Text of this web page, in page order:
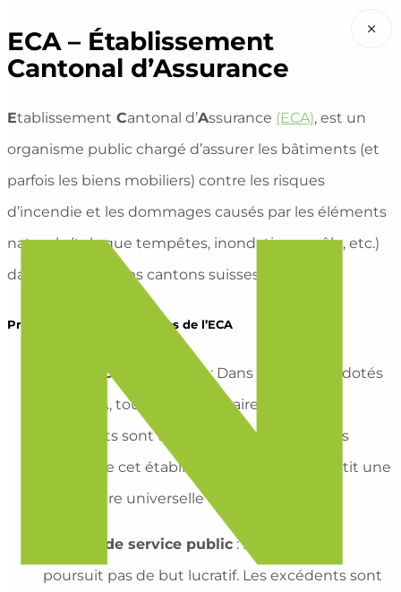
ECA – Établissement
Cantonal d’Assurance
Etablissement Cantonal d’Assurance (ECA), est un
organisme public chargé d’assurer les bâtiments (et
parfois les biens mobiliers) contre les risques
d’incendie et les dommages causés par les éléments
naturels (tels que tempêtes, inondations, grêle, etc.)
dans la plupart des cantons suisses.
Principales caractéristiques de l’ECA
Assurance obligatoire: Dans les cantons dotés
d’un ECA, tous les propriétaires de
bâtiments sont tenus d’assurer leurs biens
auprès de cet établissement, ce qui garantit une
couverture universelle et solidaire.
Mission de service public : L’ECA ne
poursuit pas de but lucratif. Les excédents sont
×